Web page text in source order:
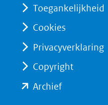
Toegankelijkheid
Cookies
Privacyverklaring
Copyright
Archief(opent